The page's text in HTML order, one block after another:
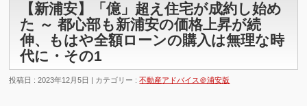
【新浦安】「億」超え住宅が成約し始め
た ～ 都心部も新浦安の価格上昇が続
伸、もはや全額ローンの購入は無理な時
代に・その1
投稿日 : 2023年12月5日 カテゴリー :不動産アドバイス＠浦安版